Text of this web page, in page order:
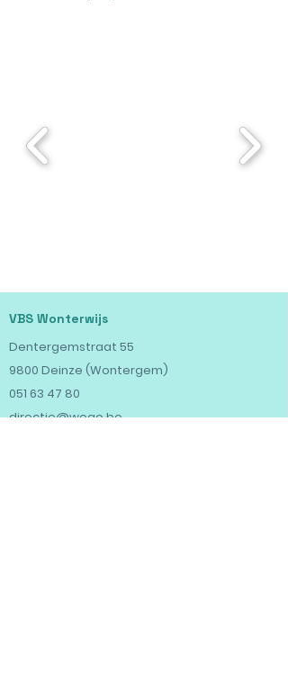
VBS Wonterwijs
Dentergemstraat 55
9800 Deinze (Wontergem)
051 63 47 80
directie@wogo.be